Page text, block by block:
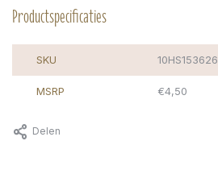
Productspecificaties
SKU 10HS153626
MSRP €4,50
Delen